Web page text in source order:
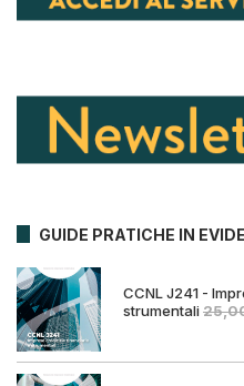
GUIDE PRATICHE IN
CCNL J241 -
strumentali